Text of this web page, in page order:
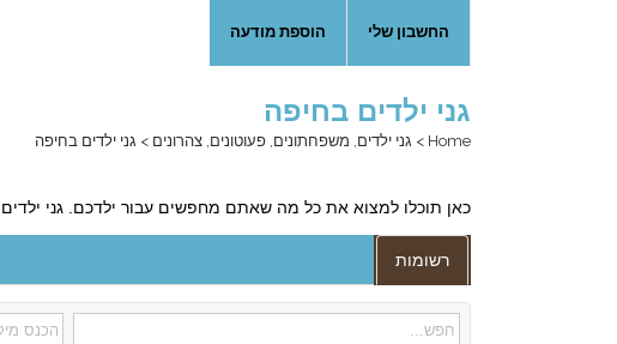
החשבון שלי הוספת מודעה
גני ילדים בחיפה
Home
> גני ילדים, משפחתונים, פעוטונים, צהרונים > גני ילדים בחיפה
כאן תוכלו למצוא את כל מה שאתם מחפשים עבור ילדכם. גני ילדים
רשומות